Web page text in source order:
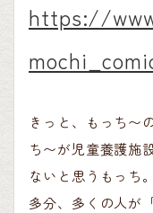
https://
きっと、もっち〜
ち〜が児童養護施
ないと思うもっち。
多分、多くの人が